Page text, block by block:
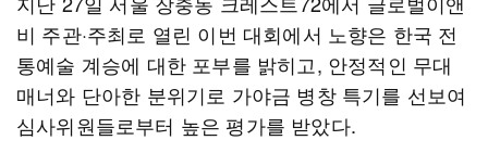
비 주관·주최로 열린 이번 대회에서 노향은 한국 전
통예술 계승에 대한 포부를 밝히고, 안정적인 무대
매너와 단아한 분위기로 가야금 병창 특기를 선보여
심사위원들로부터 높은 평가를 받았다.